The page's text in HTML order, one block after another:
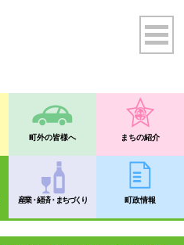
町外の皆様へ まちの紹介
産業・経済・まちづくり 町政情報